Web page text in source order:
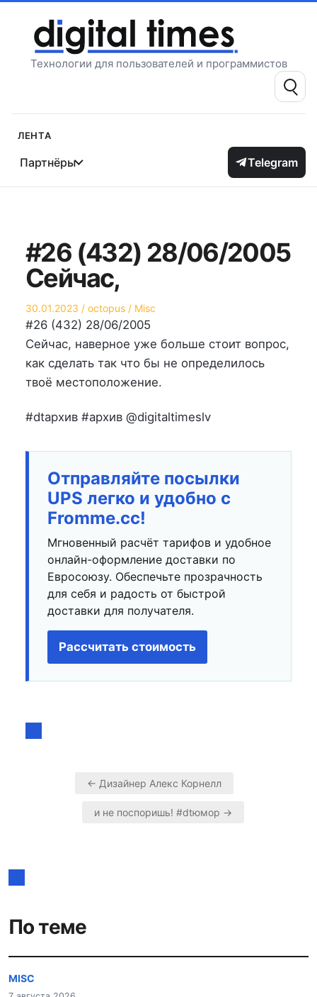
содержимому
Технологии для пользователей и программистов
Поиск:
Лента
Партнёры Telegram
#26 (432) 28/06/2005
Сейчас,
Опубликовано
на
30.01.2023 Автор
octopus
Опубликовано
в
Misc
#26 (432) 28/06/2005
Сейчас, наверное уже больше стоит вопрос,
как сделать так что бы не определилось
твоё местоположение.
#dtархив #архив @digitaltimeslv
Отправляйте посылки
UPS легко и удобно с
Fromme.cc!
Мгновенный расчёт тарифов и удобное
онлайн-оформление доставки по
Евросоюзу. Обеспечьте прозрачность
для себя и радость от быстрой
доставки для получателя.
Рассчитать стоимость
Навигация
← Дизайнер Алекс Корнелл
и не поспоришь! #dtюмор →
По теме
MISC